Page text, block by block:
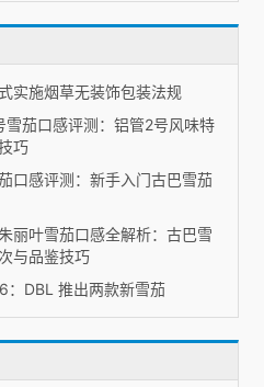
实施烟草无装饰包装法规
雪茄口感评测：铝管2号风味特
巧
口感评测：新手入门古巴雪茄
丽叶雪茄口感全解析：古巴雪
与品鉴技巧
：DBL 推出两款新雪茄